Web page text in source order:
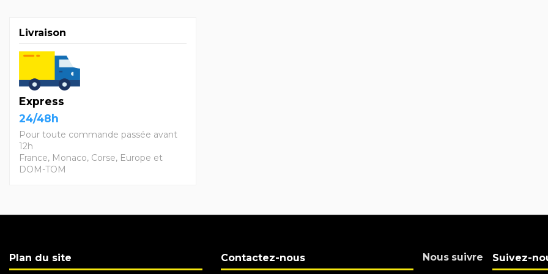
Livraison
Express
24/48h
Pour toute commande passée avant
12h
France, Monaco, Corse, Europe et
DOM-TOM
Plan du site Contactez-nous Nous suivre Suivez-